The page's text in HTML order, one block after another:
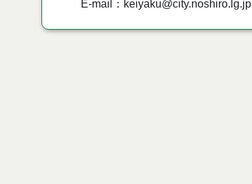
E-mail：keiyaku@city.noshiro.lg.jp